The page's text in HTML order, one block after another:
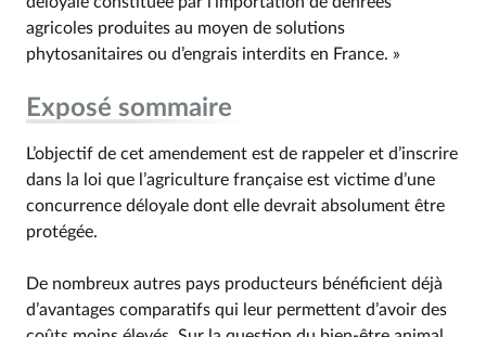
agricoles produites au moyen de solutions
phytosanitaires ou d’engrais interdits en France. »
Exposé sommaire
L’objectif de cet amendement est de rappeler et d’inscrire
dans la loi que l’agriculture française est victime d’une
concurrence déloyale dont elle devrait absolument être
protégée.
De nombreux autres pays producteurs bénéficient déjà
d’avantages comparatifs qui leur permettent d’avoir des